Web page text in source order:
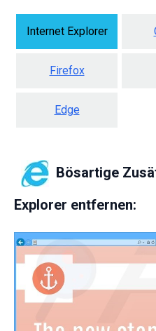
Internet Explorer
Firefox
Edge
Bösartige
Explorer entfernen: